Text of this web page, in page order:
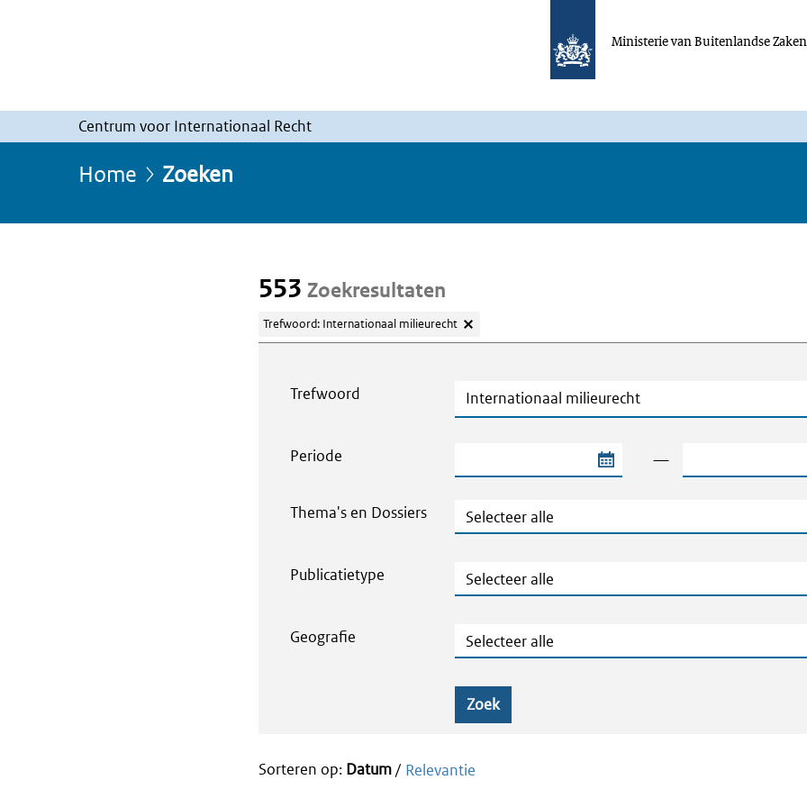
Ministerie van Buitenlandse Zaken
Centrum voor Internationaal Recht
Home Zoeken
553 Zoekresultaten
Trefwoord: Internationaal milieurecht
Trefwoord Trefwoord
Periode Begindatum van de periode — Einddatum van de
Thema's en Dossiers Thema's en Dossiers
Publicatietype Publicatietype
Geografie Geografie
Zoek
Sorteren op: Datum/ Relevantie